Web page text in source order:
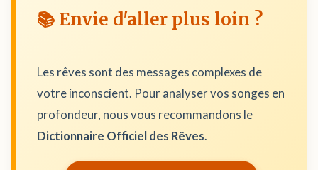
📚 Envie d'aller plus loin ?
Les rêves sont des messages complexes de
votre inconscient. Pour analyser vos songes en
profondeur, nous vous recommandons le
Dictionnaire Officiel des Rêves.